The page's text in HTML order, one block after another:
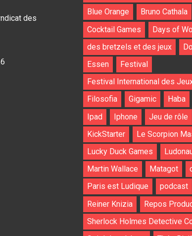
des
Blue Orange
Bruno Cathala
Cocktail Games
Days of
des bretzels et des jeux
Essen
Festival
Festival International des
Filosofia
Gigamic Haba
Ipad
Iphone Jeu de rôle
KickStarter
Le Scorpion
Lucky Duck Games
Martin Wallace
Matagot
Paris est Ludique
podcast
Reiner Knizia
Repos
Sherlock Holmes Detective